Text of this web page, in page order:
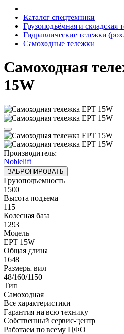
Каталог спецтехники
Грузоподъёмная и складская
Гидравлические тележки
Самоходные тележки
Самоходная
15W
Производитель:
Noblelift
ЗАБРОНИРОВАТЬ
Грузоподъемность
1500
Высота подъема
115
Колесная база
1293
Модель
EPT 15W
Общая длина
1648
Размеры вил
48/160/1150
Тип
Самоходная
Все характеристики
Гарантия на всю технику
Собственный сервис-центр
Работаем по всему ЦФО